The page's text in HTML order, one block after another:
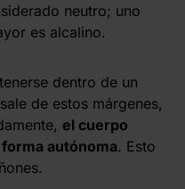
neutro; uno
es alcalino.
dentro de un
de estos márgenes,
el cuerpo
autónoma. Esto